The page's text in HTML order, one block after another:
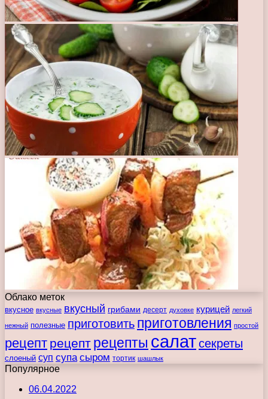
Облако меток
вкусное вкусные вкусный грибами десерт духовке курицей легкий
нежный полезные приготовить приготовления простой
рецепт рецепт рецепты салатсекреты
слоеный суп супа сыром тортик шашлык
Популярное
06.04.2022